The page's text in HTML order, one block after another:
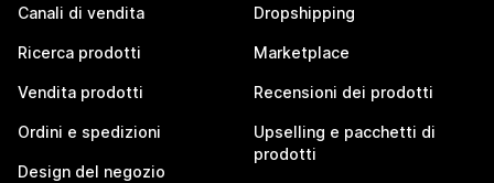
Canali di vendita
Ricerca prodotti
Vendita prodotti
Ordini e spedizioni
Design del negozio
Dropshipping
Marketplace
Recensioni dei prodotti
Upselling e pacchetti di
prodotti